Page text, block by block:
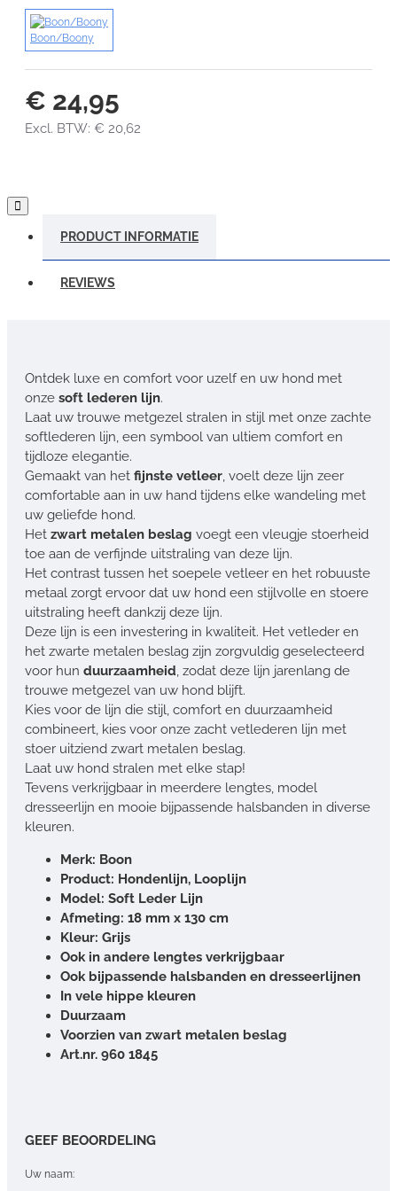
€ 24,95
Excl. BTW: € 20,62
Boon/Boony
PRODUCT INFORMATIE
REVIEWS
Ontdek luxe en comfort voor uzelf en uw hond met
onze soft lederen lijn.
Laat uw trouwe metgezel stralen in stijl met onze zachte
softlederen lijn, een symbool van ultiem comfort en
tijdloze elegantie.
Gemaakt van het fijnste vetleer, voelt deze lijn zeer
comfortable aan in uw hand tijdens elke wandeling met
uw geliefde hond.
Het zwart metalen beslag voegt een vleugje stoerheid
toe aan de verfijnde uitstraling van deze lijn.
Het contrast tussen het soepele vetleer en het robuuste
metaal zorgt ervoor dat uw hond een stijlvolle en stoere
uitstraling heeft dankzij deze lijn.
Deze lijn is een investering in kwaliteit. Het vetleder en
het zwarte metalen beslag zijn zorgvuldig geselecteerd
voor hun duurzaamheid, zodat deze lijn jarenlang de
trouwe metgezel van uw hond blijft.
Kies voor de lijn die stijl, comfort en duurzaamheid
combineert, kies voor onze zacht vetlederen lijn met
stoer uitziend zwart metalen beslag.
Laat uw hond stralen met elke stap!
Tevens verkrijgbaar in meerdere lengtes, model
dresseerlijn en mooie bijpassende halsbanden in diverse
kleuren.
Merk: Boon
Product: Hondenlijn, Looplijn
Model: Soft Leder Lijn
Afmeting: 18 mm x 130 cm
Kleur: Grijs
Ook in andere lengtes verkrijgbaar
Ook bijpassende halsbanden en dresseerlijnen
In vele hippe kleuren
Duurzaam
Voorzien van zwart metalen beslag
Art.nr. 960 1845
GEEF BEOORDELING
Uw naam: